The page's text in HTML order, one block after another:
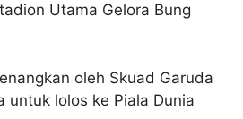
Utama Gelora Bung
oleh Skuad Garuda
untuk lolos ke Piala Dunia